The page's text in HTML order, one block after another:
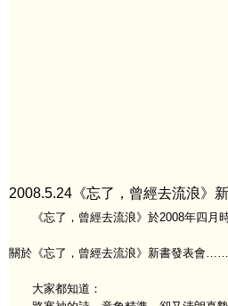
2008.5.24《忘了，曾經去流浪》
《忘了，曾經去流浪》於2008年四月時
關於《忘了，曾經去流浪》新書發表會……
大家都知道：